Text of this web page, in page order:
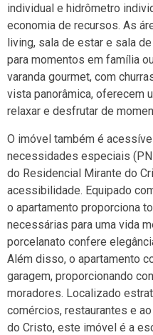
individual e hidrômetro
economia de recursos. As
living, sala de estar e sala
para momentos em família
varanda gourmet, com
vista panorâmica, oferecem
relaxar e desfrutar de
O imóvel também é
necessidades especiais
do Residencial Mirante do
acessibilidade. Equipado
o apartamento proporciona
necessárias para uma vida
porcelanato confere
Além disso, o apartamento
garagem, proporcionando
moradores. Localizado
comércios, restaurantes e
do Cristo, este imóvel é a